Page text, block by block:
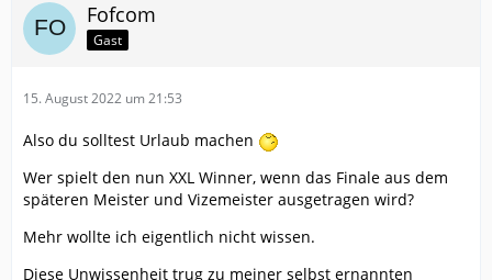
Fofcom
Gast
15. August 2022 um 21:53
Also du solltest Urlaub machen
Wer spielt den nun XXL Winner, wenn das Finale aus dem
späteren Meister und Vizemeister ausgetragen wird?
Mehr wollte ich eigentlich nicht wissen.
Diese Unwissenheit trug zu meiner selbst ernannten